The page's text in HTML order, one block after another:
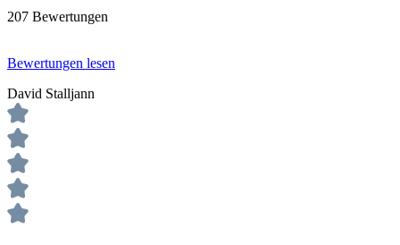
207 Bewertungen
Bewertungen lesen
David Stalljann